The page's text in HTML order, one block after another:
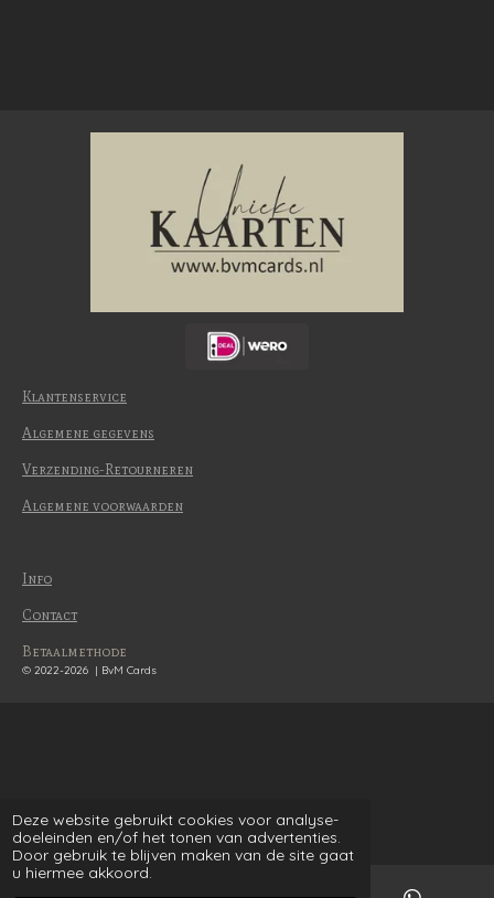
Deze website gebruikt cookies voor analyse-
doeleinden en/of het tonen van advertenties.
Door gebruik te blijven maken van de site gaat
u hiermee akkoord.
Klantenservice
Algemene gegevens
Verzending-Retourneren
Algemene voorwaarden
Info
Contact
Betaalmethode
© 2022-2026 | BvM Cards